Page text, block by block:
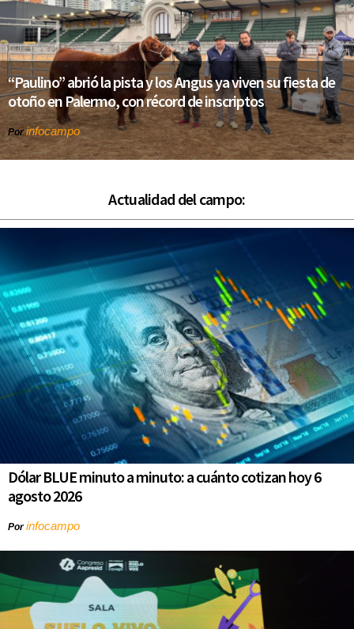
“Paulino” abrió la pista y los Angus ya viven su fiesta de
otoño en Palermo, con récord de inscriptos
Porinfocampo
Actualidad del campo:
Dólar BLUE minuto a minuto: a cuánto cotizan hoy 6
agosto 2026
Porinfocampo